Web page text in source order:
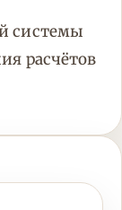
системы
расчётов